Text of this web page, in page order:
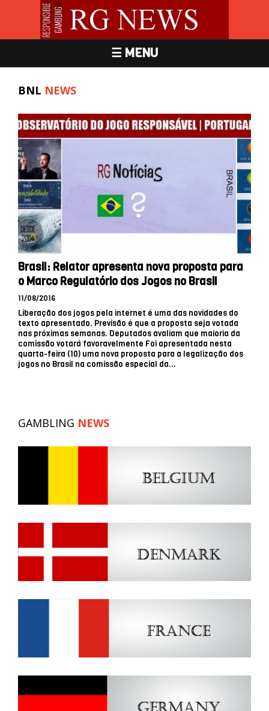
☰ MENU
BNL NEWS
Brasil: Relator apresenta nova proposta para
o Marco Regulatório dos Jogos no Brasil
11/08/2016
Liberação dos jogos pela internet é uma das novidades do
texto apresentado. Previsão é que a proposta seja votada
nas próximas semanas. Deputados avaliam que maioria da
comissão votará favoravelmente Foi apresentada nesta
quarta-feira (10) uma nova proposta para a legalização dos
jogos no Brasil na comissão especial da...
GAMBLING NEWS